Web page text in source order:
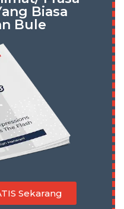
Biasa
Bule
Sekarang